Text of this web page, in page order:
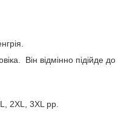
Він відмінно підійде до
2XL, 3XL рр.